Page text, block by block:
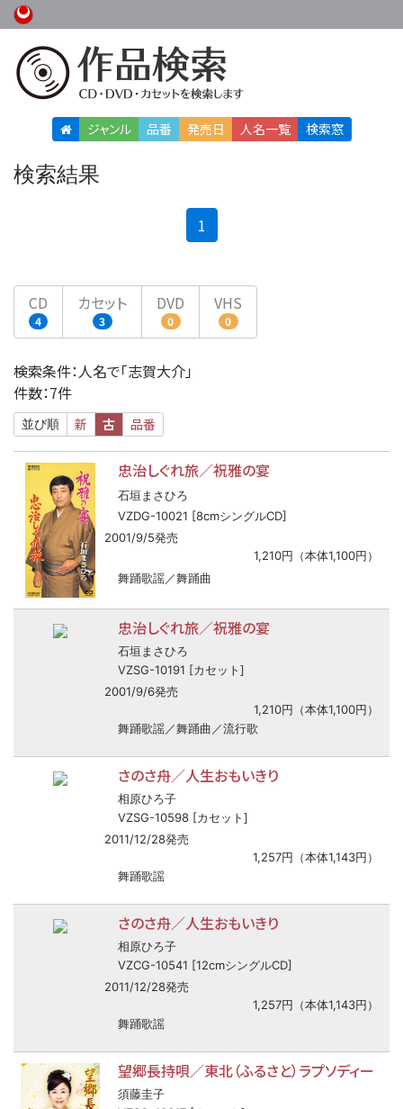
ジャンル 品番 発売日 人名一覧 検索窓
検索結果
1
CD
4
カセット
3
DVD
0
VHS
0
検索条件：人名で「志賀大介」
件数：7件
並び順 新 古 品番
忠治しぐれ旅／祝雅の宴
石垣まさひろ
VZDG-10021 [8cmシングルCD]
2001/9/5発売
1,210円（本体1,100円）
舞踊歌謡／舞踊曲
忠治しぐれ旅／祝雅の宴
石垣まさひろ
VZSG-10191 [カセット]
2001/9/6発売
1,210円（本体1,100円）
舞踊歌謡／舞踊曲／流行歌
さのさ舟／人生おもいきり
相原ひろ子
VZSG-10598 [カセット]
2011/12/28発売
1,257円（本体1,143円）
舞踊歌謡
さのさ舟／人生おもいきり
相原ひろ子
VZCG-10541 [12cmシングルCD]
2011/12/28発売
1,257円（本体1,143円）
舞踊歌謡
望郷長持唄／東北（ふるさと）ラプソディー
須藤圭子